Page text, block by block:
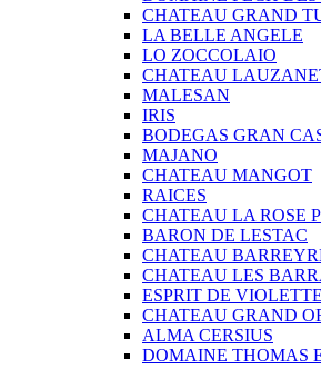
CHATEAU GRAND
LA BELLE ANGELE
LO ZOCCOLAIO
CHATEAU
MALESAN
IRIS
BODEGAS GRAN
MAJANO
CHATEAU MANGOT
RAICES
CHATEAU LA ROSE
BARON DE LESTAC
CHATEAU
CHATEAU LES
ESPRIT DE VIOLETTE
CHATEAU GRAND
ALMA CERSIUS
DOMAINE THOMAS